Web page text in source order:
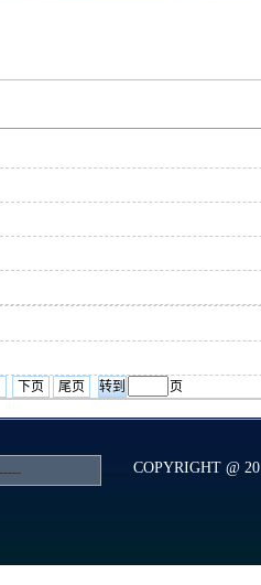
下页 尾页 页
COPYRIGHT @